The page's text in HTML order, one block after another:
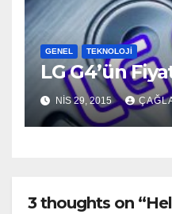
GENEL TEKNOLOJI
LG G4’ün
NIS 29, 2015
3 thoughts on